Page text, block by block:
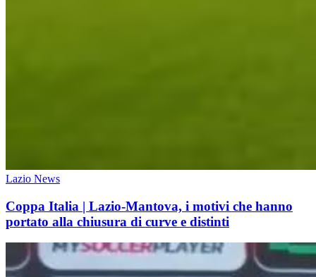
Lazio News
Coppa Italia | Lazio-Mantova, i motivi che hanno
portato alla chiusura di curve e distinti